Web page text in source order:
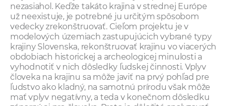
nezasiahol. Keďže takáto krajina v strednej Európe
už neexistuje, je potrebné ju určitým spôsobom
vedecky zrekonštruovať. Cieľom projektu je v
modelových územiach zastupujúcich vybrané typy
krajiny Slovenska, rekonštruovať krajinu vo viacerých
obdobiach historickej a archeologicej minulosti a
vyhodnotiť v nich dôsledky ľudskej činnosti. Vplyv
človeka na krajinu sa môže javiť na prvý pohľad pre
ľudstvo ako kladný, na samotnú prírodu však môže
mať vplyv negatívny, a teda v konečnom dôsledku